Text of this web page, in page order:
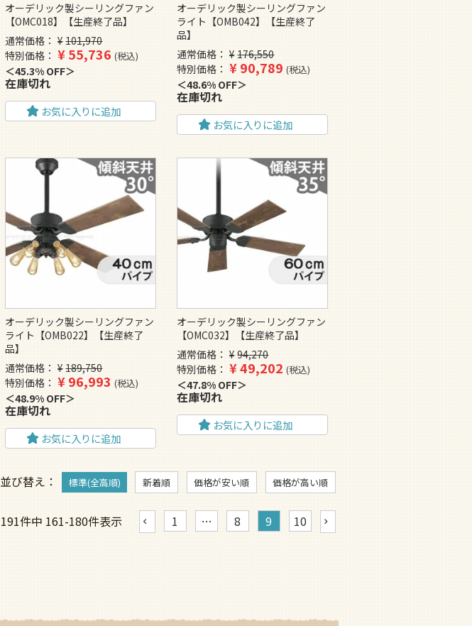
オーデリック製シーリングファン
【OMC018】【生産終了品】
通常価格
¥ 101,970
特別価格
¥55,736 税込
45.3% OFF
在庫切れ
お気に入りに追加
オーデリック製シーリングファン
ライト【OMB042】【生産終了
品】
通常価格
¥ 176,550
特別価格
¥90,789 税込
48.6% OFF
在庫切れ
お気に入りに追加
オーデリック製シーリングファン
ライト【OMB022】【生産終了
品】
通常価格
¥ 189,750
特別価格
¥96,993 税込
48.9% OFF
在庫切れ
お気に入りに追加
オーデリック製シーリングファン
【OMC032】【生産終了品】
通常価格
¥ 94,270
特別価格
¥49,202 税込
47.8% OFF
在庫切れ
お気に入りに追加
並び替え 標準(全高順) 新着順 価格が安い順 価格が高い順
191件中 161-180件表示 1 … 8 9 10